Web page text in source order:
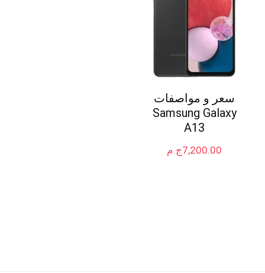
سعر و مواصفات
Samsung Galaxy
A13
ج.م7,200.00